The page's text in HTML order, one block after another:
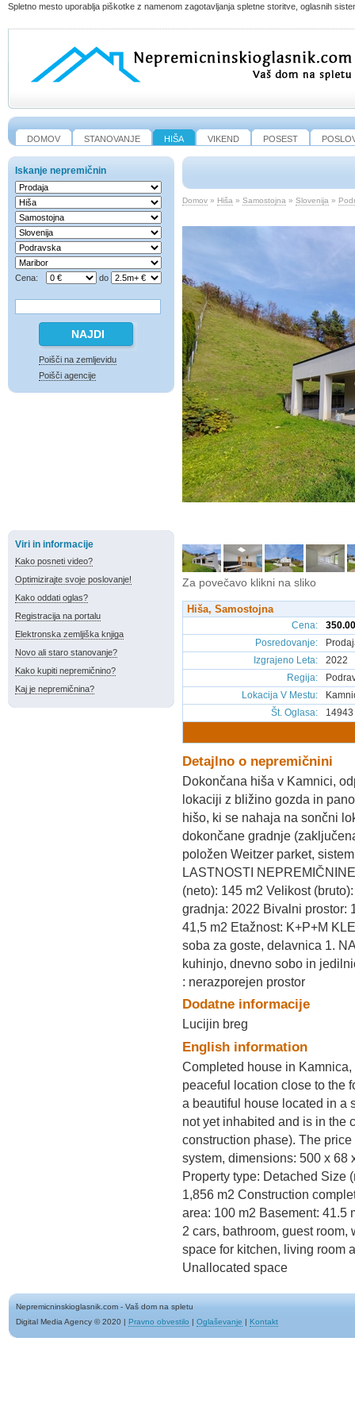
Spletno mesto uporablja piškotke z namenom zagotavljanja spletne storitve, oglasnih
DOMOV STANOVANJE HIŠA VIKEND POSEST
Iskanje nepremičnin
Cena: do
Poišči na zemljevidu
Poišči agencije
Viri in informacije
Kako posneti video?
Optimizirajte svoje poslovanje!
Kako oddati oglas?
Registracija na portalu
Elektronska zemljiška knjiga
Novo ali staro stanovanje?
Kako kupiti nepremičnino?
Kaj je nepremičnina?
Domov » Hiša » Samostojna » Slovenija »
Za povečavo klikni na sliko
Hiša, Samostojna
Cena:
Posredovanje:
Izgrajeno Leta:
2022
Regija:
Lokacija V Mestu:
Št. Oglasa: 14943
Detajlno o nepremičnini
Dokončana hiša v Kamnici,
lokaciji z bližino gozda in
hišo, ki se nahaja na sončni
dokončane gradnje
položen Weitzer parket,
LASTNOSTI
(neto): 145 m2 Velikost
gradnja: 2022 Bivalni prostor:
41,5 m2 Etažnost: K+P+M
soba za goste, delavnica 1.
kuhinjo, dnevno sobo in
: nerazporejen prostor
Dodatne informacije
Lucijin breg
English information
Completed house in
peaceful location close to the
a beautiful house located in a
not yet inhabited and is in the
construction phase). The
system, dimensions: 500 x 68
Property type: Detached Size
1,856 m2 Construction
area: 100 m2 Basement: 41.5
2 cars, bathroom, guest
space for kitchen, living room
Unallocated space
Nepremicninskioglasnik.com - Vaš dom na spletu
Digital Media Agency © 2020 | Pravno obvestilo | Oglaševanje | Kontakt